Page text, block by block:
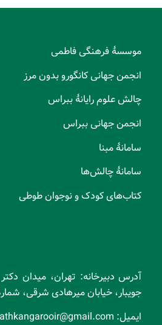
موسسۀ فرهنگی فاطمی
انجمن جهانی کانگورو بدون مرز
چالش علوم رایانۀ ببراس
انجمن جهانی ببراس
سامانۀ مبنا
سامانۀ چالش‌ها
کتاب‌های کودک و نوجوان طوطی
آدرس دبیرخانه: تهران، میدان
جویبار، خیابان میرهادی شرقی، شمارۀ ۱۴،
ایمیل: